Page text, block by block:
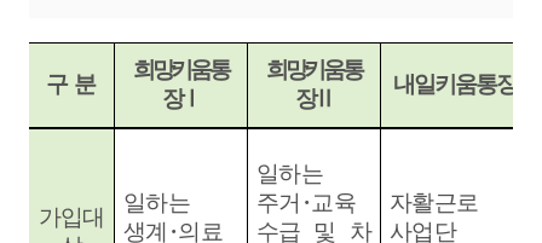
구 분
희망키움통
장Ⅰ
희망키움통
장Ⅱ
내일키움통장
가입대
일하는
생계 ･의료
일하는
주거 ･ 교육
수급 및 차
자활근로
사업단